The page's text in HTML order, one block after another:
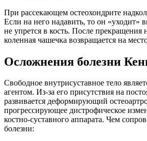
При рассекающем остеохондрите
Если на него надавить, то он «уходит»
не упрется в кость. После прекращения
коленная чашечка возвращается на
Осложнения болезни
Свободное внутрисуставное тело
агентом. Из-за его присутствия на
развивается деформирующий
прогрессирующее дистрофическое
костно-суставного аппарата. Чем
болезни: